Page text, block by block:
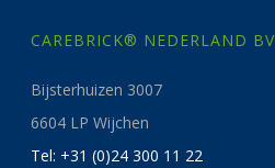
CAREBRICK® NEDERLAND BV
Bijsterhuizen 3007
6604 LP Wijchen
Tel: +31 (0)24 300 11 22